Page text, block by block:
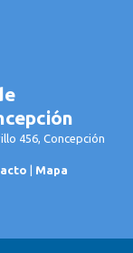
456, Concepción
| Mapa